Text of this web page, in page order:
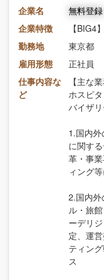
企業名
無料登
企業特徴
【BIG4
勤務地
東京都
雇用形態
正社員
仕事内容な
ど
【主な
ホスピ
バイザ
1.国内外
に関す
革・事
ィング
2.国内外
ル・旅
ーデリ
定、運
ティン
ス